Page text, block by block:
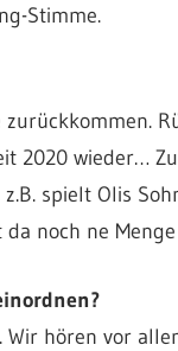
Stimme.
2020 wieder…
spielt Olis
noch ne
hören vor